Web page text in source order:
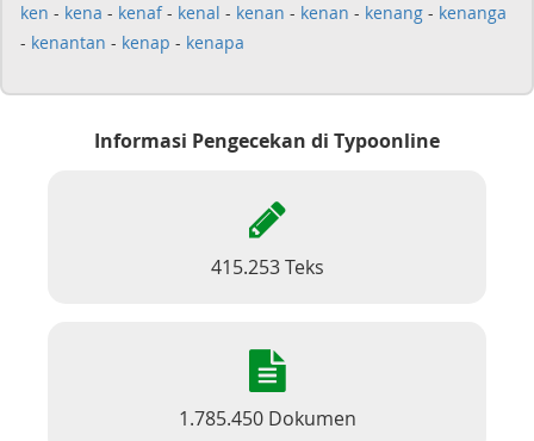
ken - kena - kenaf- kenal - kenan - kenan - kenang - kenanga
- kenantan - kenap - kenapa
Informasi Pengecekan di Typoonline
415.253 Teks
1.785.450 Dokumen